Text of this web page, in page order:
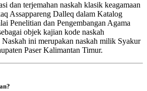
dan terjemahan naskah klasik keagamaan
Assappareng Dalleq dalam Katalog
Penelitian dan Pengembangan Agama
objek kajian kode naskah
ini merupakan naskah milik Syakur
Paser Kalimantan Timur.